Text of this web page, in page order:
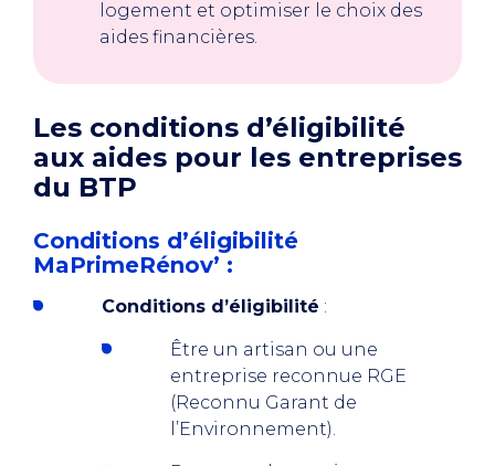
logement et optimiser le choix des
aides financières.
Les conditions d’éligibilité
aux aides pour les entreprises
du BTP
Conditions d’éligibilité
MaPrimeRénov’ :
Conditions d’éligibilité :
Être un artisan ou une
entreprise reconnue RGE
(Reconnu Garant de
l’Environnement).